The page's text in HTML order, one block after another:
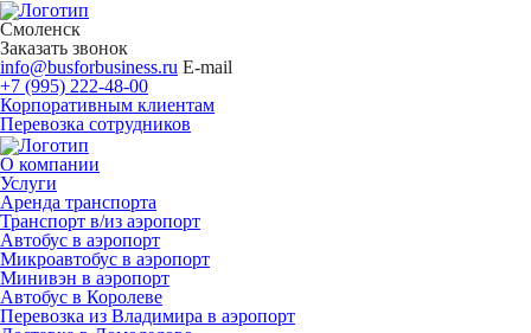
Смоленск
Заказать звонок
info@busforbusiness.ru E-mail
+7 (995) 222-48-00
Корпоративным клиентам
Перевозка сотрудников
О компании
Услуги
Аренда транспорта
Транспорт в/из аэропорт
Автобус в аэропорт
Микроавтобус в аэропорт
Минивэн в аэропорт
Автобус в Королеве
Перевозка из Владимира в аэропорт